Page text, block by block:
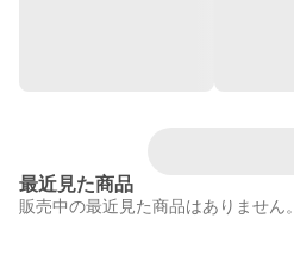
最近見た商品
販売中の最近見た商品はありません。